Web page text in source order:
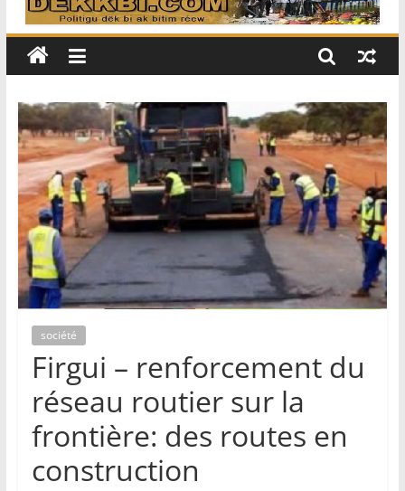
de l’armement d’accélérer sa
production
États-Unis: 30 ans après le meurtre
gang devant la justice lors d’un
Koumpentoum : l’Adn/Nouvel
horizon veut fédérer les forces du
Niani
société
Firgui – renforcement du
réseau routier sur la
frontière: des routes en
construction